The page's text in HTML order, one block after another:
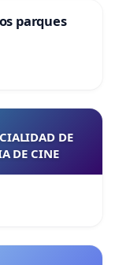
parques
DE
DE CINE